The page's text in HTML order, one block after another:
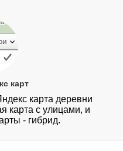
карт
карта деревни
карта с улицами, и
- гибрид.